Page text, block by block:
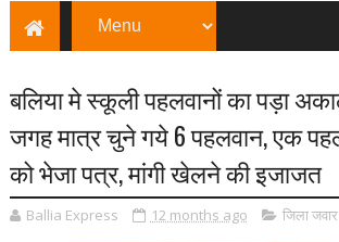
बलिया मे स्कूली पहलवानों का पड़ा
जगह मात्र चुने गये 6 पहलवान, एक
को भेजा पत्र, मांगी खेलने की इजाजत
Ballia Express 12 months ago जिला जवार